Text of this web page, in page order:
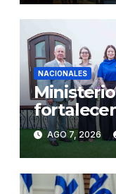
NACIONALES
Justicia y
AGO 7, 2026